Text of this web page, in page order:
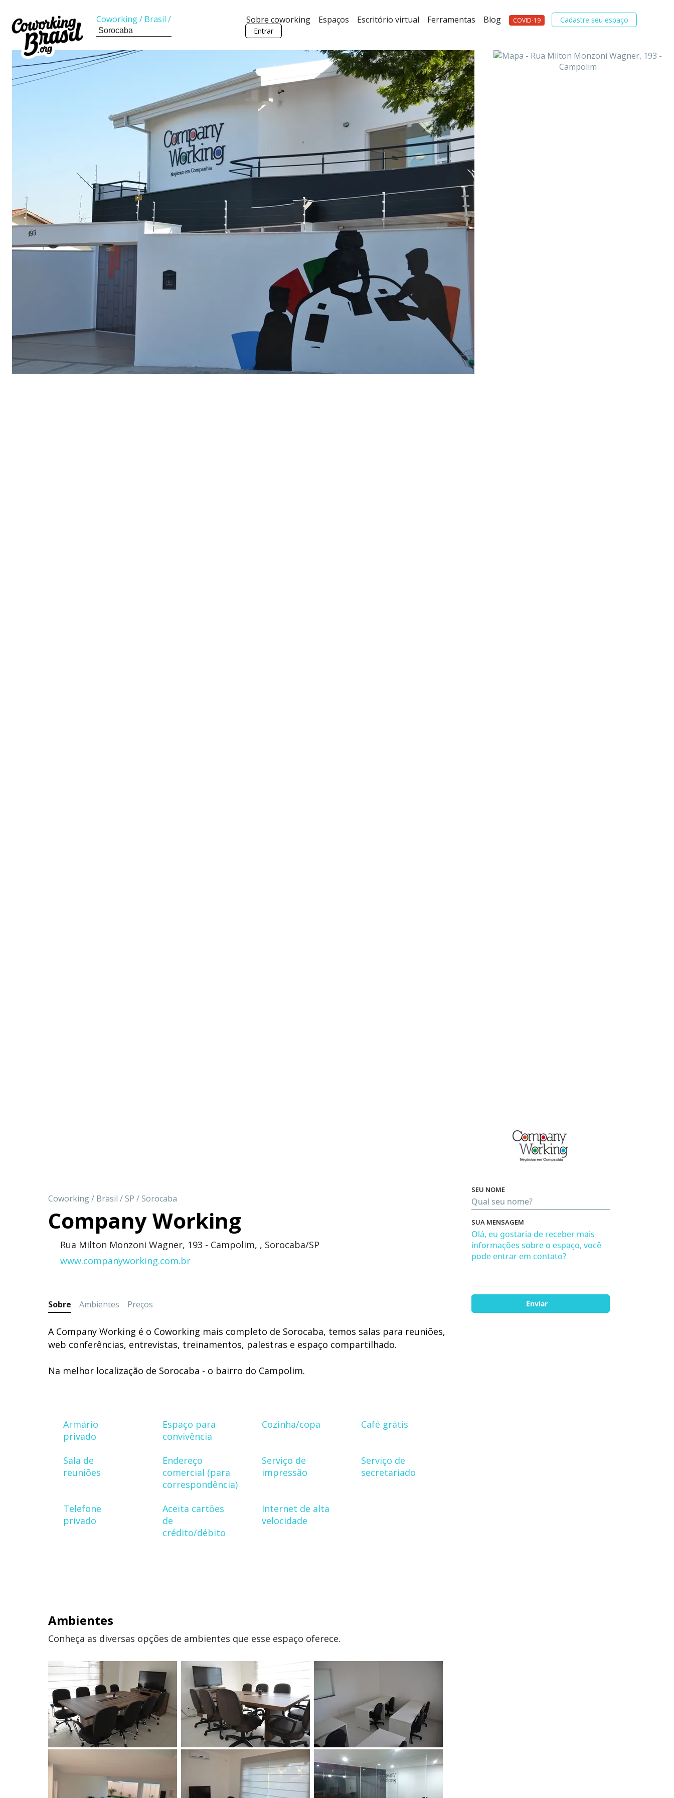
Sobre coworking Espaços Escritório virtual Ferramentas Blog COVID-19
Cadastre seu espaço
Entrar
Coworking/ Brasil /
SEU NOME
SUA MENSAGEM
Enviar
Coworking/ Brasil /SP /Sorocaba
Company Working
Rua Milton Monzoni Wagner, 193 - Campolim, , Sorocaba/SP
www.companyworking.com.br
Sobre Ambientes Preços
A Company Working é o Coworking mais completo de Sorocaba, temos salas para reuniões,
web conferências, entrevistas, treinamentos, palestras e espaço compartilhado.
Na melhor localização de Sorocaba - o bairro do Campolim.
Armário
privado
Espaço para
convivência
Cozinha/copa Café grátis
Sala de
reuniões
Endereço
comercial (para
correspondência)
Serviço de
impressão
Serviço de
secretariado
Telefone
privado
Aceita cartões
de
crédito/débito
Internet de alta
velocidade
Ambientes
Conheça as diversas opções de ambientes que esse espaço oferece.